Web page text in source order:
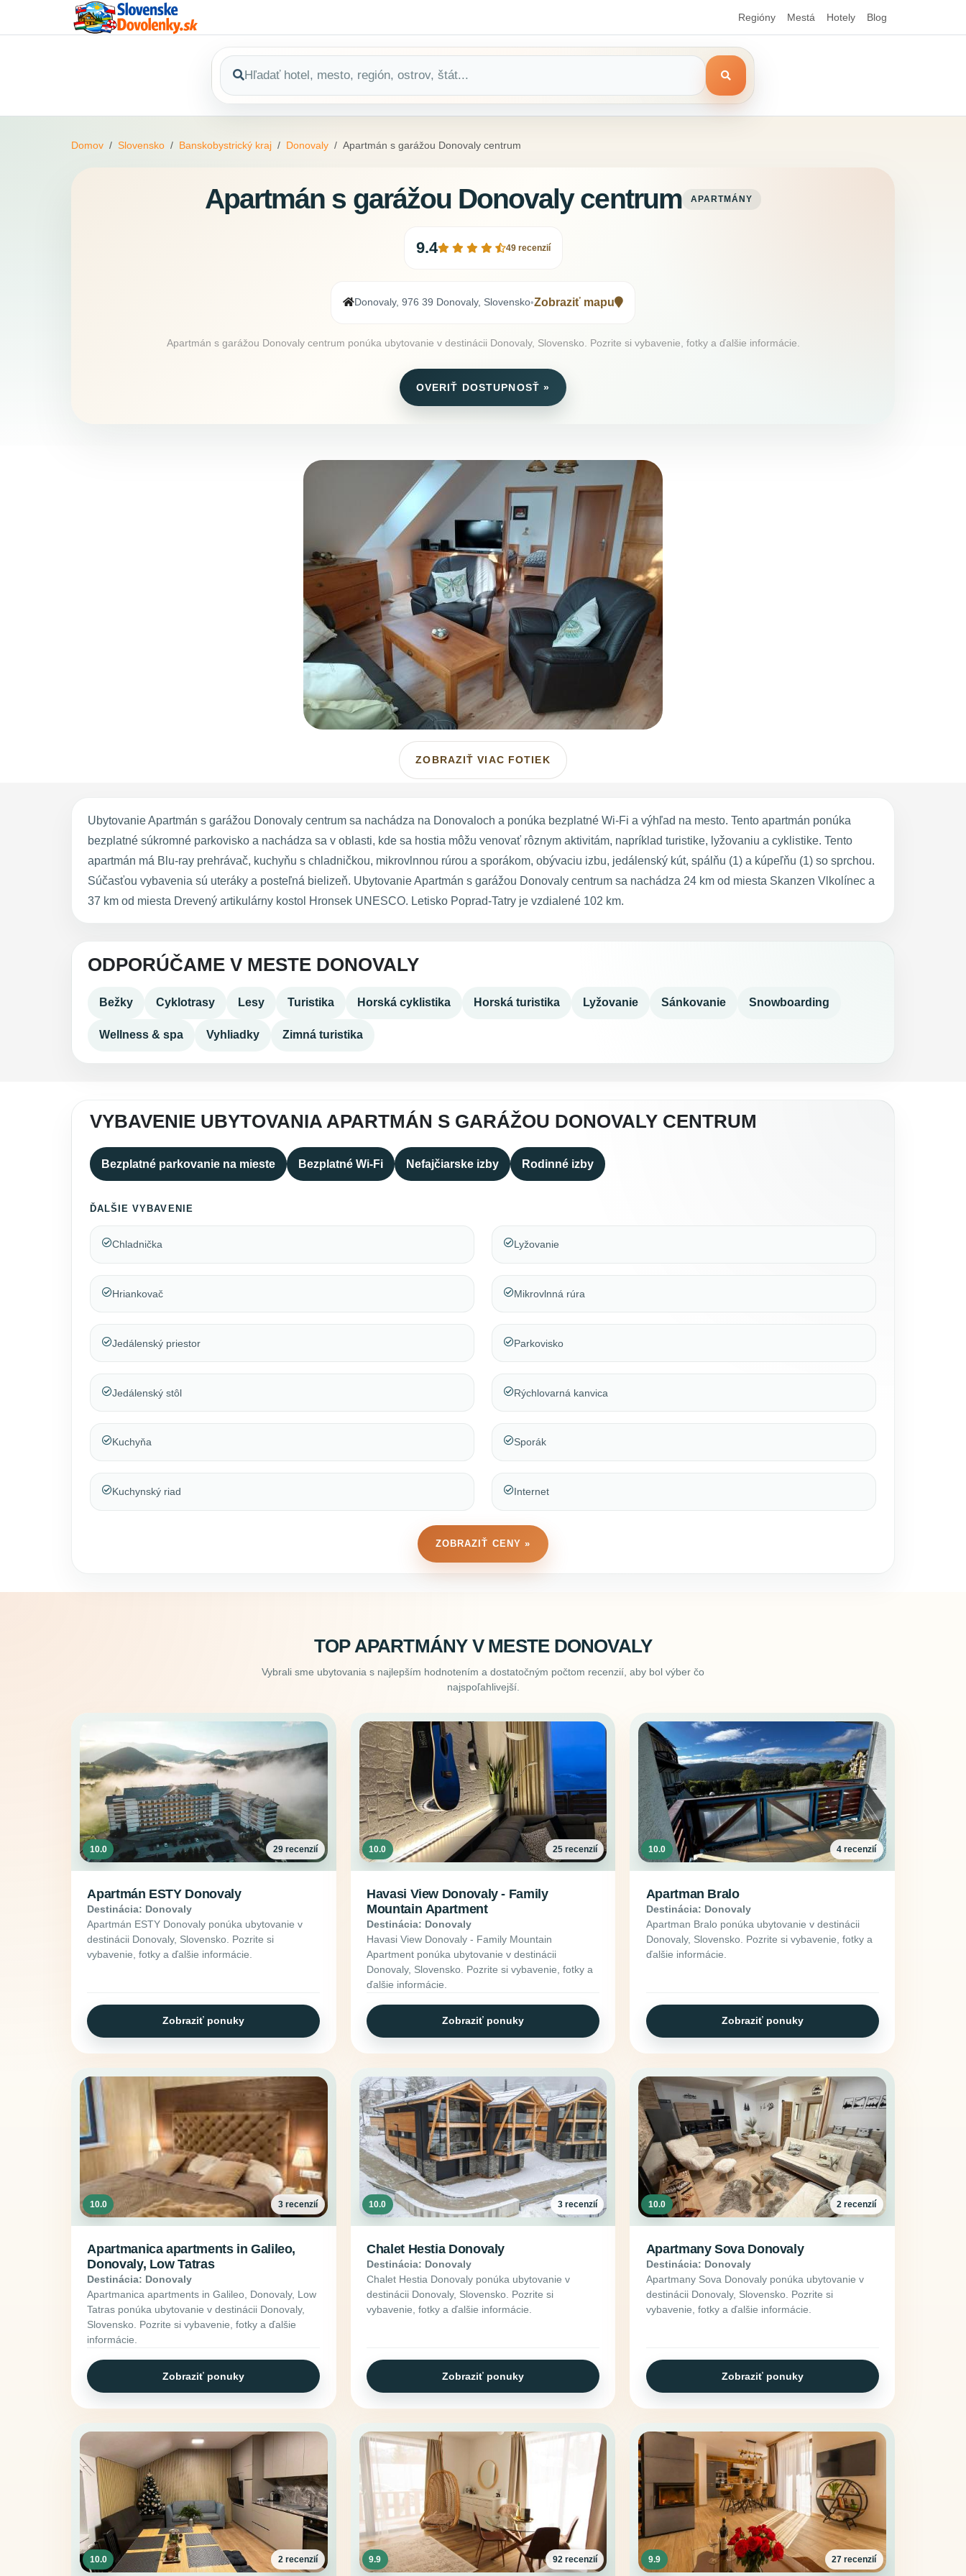
Regióny Mestá Hotely Blog
Domov Slovensko Banskobystrický kraj Donovaly Apartmán s garážou Donovaly centrum
Apartmán s garážou Donovaly centrum APARTMÁNY
9.4 49 recenzií
Donovaly, 976 39 Donovaly, Slovensko•Zobraziť mapu
Apartmán s garážou Donovaly centrum ponúka ubytovanie v destinácii Donovaly, Slovensko. Pozrite si vybavenie, fotky a ďalšie informácie.
OVERIŤ DOSTUPNOSŤ »
ZOBRAZIŤ VIAC FOTIEK
Ubytovanie Apartmán s garážou Donovaly centrum sa nachádza na Donovaloch a ponúka bezplatné Wi-Fi a výhľad na mesto. Tento apartmán ponúka
bezplatné súkromné parkovisko a nachádza sa v oblasti, kde sa hostia môžu venovať rôznym aktivitám, napríklad turistike, lyžovaniu a cyklistike. Tento
apartmán má Blu-ray prehrávač, kuchyňu s chladničkou, mikrovlnnou rúrou a sporákom, obývaciu izbu, jedálenský kút, spálňu (1) a kúpeľňu (1) so sprchou.
Súčasťou vybavenia sú uteráky a posteľná bielizeň. Ubytovanie Apartmán s garážou Donovaly centrum sa nachádza 24 km od miesta Skanzen Vlkolínec a
37 km od miesta Drevený artikulárny kostol Hronsek UNESCO. Letisko Poprad-Tatry je vzdialené 102 km.
ODPORÚČAME V MESTE DONOVALY
Bežky Cyklotrasy Lesy Turistika Horská cyklistika Horská turistika Lyžovanie Sánkovanie Snowboarding
Wellness & spa Vyhliadky Zimná turistika
VYBAVENIE UBYTOVANIA APARTMÁN S GARÁŽOU DONOVALY CENTRUM
Bezplatné parkovanie na mieste Bezplatné Wi-Fi Nefajčiarske izby Rodinné izby
ĎALŠIE VYBAVENIE
Chladnička
Hriankovač
Jedálenský priestor
Jedálenský stôl
Kuchyňa
Kuchynský riad
Lyžovanie
Mikrovlnná rúra
Parkovisko
Rýchlovarná kanvica
Sporák
Internet
ZOBRAZIŤ CENY »
TOP APARTMÁNY V MESTE DONOVALY
Vybrali sme ubytovania s najlepším hodnotením a dostatočným počtom recenzií, aby bol výber čo
najspoľahlivejší.
10.0 29 recenzií
Apartmán ESTY Donovaly
Destinácia: Donovaly
Apartmán ESTY Donovaly ponúka ubytovanie v
destinácii Donovaly, Slovensko. Pozrite si
vybavenie, fotky a ďalšie informácie.
Zobraziť ponuky
10.0 25 recenzií
Havasi View Donovaly - Family
Mountain Apartment
Destinácia: Donovaly
Havasi View Donovaly - Family Mountain
Apartment ponúka ubytovanie v destinácii
Donovaly, Slovensko. Pozrite si vybavenie, fotky a
ďalšie informácie.
Zobraziť ponuky
10.0 4 recenzií
Apartman Bralo
Destinácia: Donovaly
Apartman Bralo ponúka ubytovanie v destinácii
Donovaly, Slovensko. Pozrite si vybavenie, fotky a
ďalšie informácie.
Zobraziť ponuky
10.0 3 recenzií
Apartmanica apartments in Galileo,
Donovaly, Low Tatras
Destinácia: Donovaly
Apartmanica apartments in Galileo, Donovaly, Low
Tatras ponúka ubytovanie v destinácii Donovaly,
Slovensko. Pozrite si vybavenie, fotky a ďalšie
informácie.
Zobraziť ponuky
10.0 3 recenzií
Chalet Hestia Donovaly
Destinácia: Donovaly
Chalet Hestia Donovaly ponúka ubytovanie v
destinácii Donovaly, Slovensko. Pozrite si
vybavenie, fotky a ďalšie informácie.
Zobraziť ponuky
10.0 2 recenzií
Apartmany Sova Donovaly
Destinácia: Donovaly
Apartmany Sova Donovaly ponúka ubytovanie v
destinácii Donovaly, Slovensko. Pozrite si
vybavenie, fotky a ďalšie informácie.
Zobraziť ponuky
10.0 2 recenzií 9.9 92 recenzií 9.9 27 recenzií